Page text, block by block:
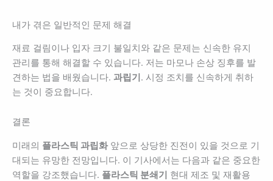
내가 겪은 일반적인 문제 해결
재료 걸림이나 입자 크기 불일치와 같은 문제는 신속한 유지
관리를 통해 해결할 수 있습니다. 저는 마모나 손상 징후를 발
견하는 법을 배웠습니다. 과립기 . 시정 조치를 신속하게 취하
는 것이 중요합니다.
결론
미래의 플라스틱 과립화앞으로 상당한 진전이 있을 것으로 기
대되는 유망한 전망입니다. 이 기사에서는 다음과 같은 중요한
역할을 강조했습니다. 플라스틱 분쇄기
현대 제조 및 재활용